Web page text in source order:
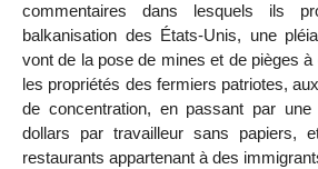
commentaires dans lesquels ils
balkanisation des États-Unis, une
vont de la pose de mines et de pièges
les propriétés des fermiers patriotes,
de concentration, en passant par
dollars par travailleur sans papiers,
restaurants appartenant à des